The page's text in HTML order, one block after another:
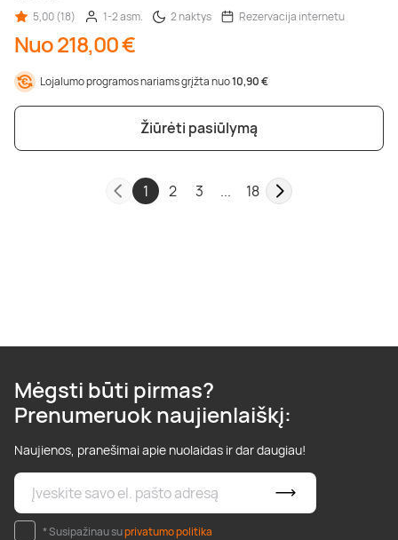
5,00 (18)
1-2 asm. 2 naktys Rezervacija internetu
Nuo 218,00 €
Lojalumo programos nariams grįžta nuo10,90 €
Žiūrėti pasiūlymą
1 2 3 ... 18
Mėgsti būti pirmas?
Prenumeruok naujienlaiškį:
Naujienos, pranešimai apie nuolaidas ir dar daugiau!
* Susipažinau suprivatumo politika